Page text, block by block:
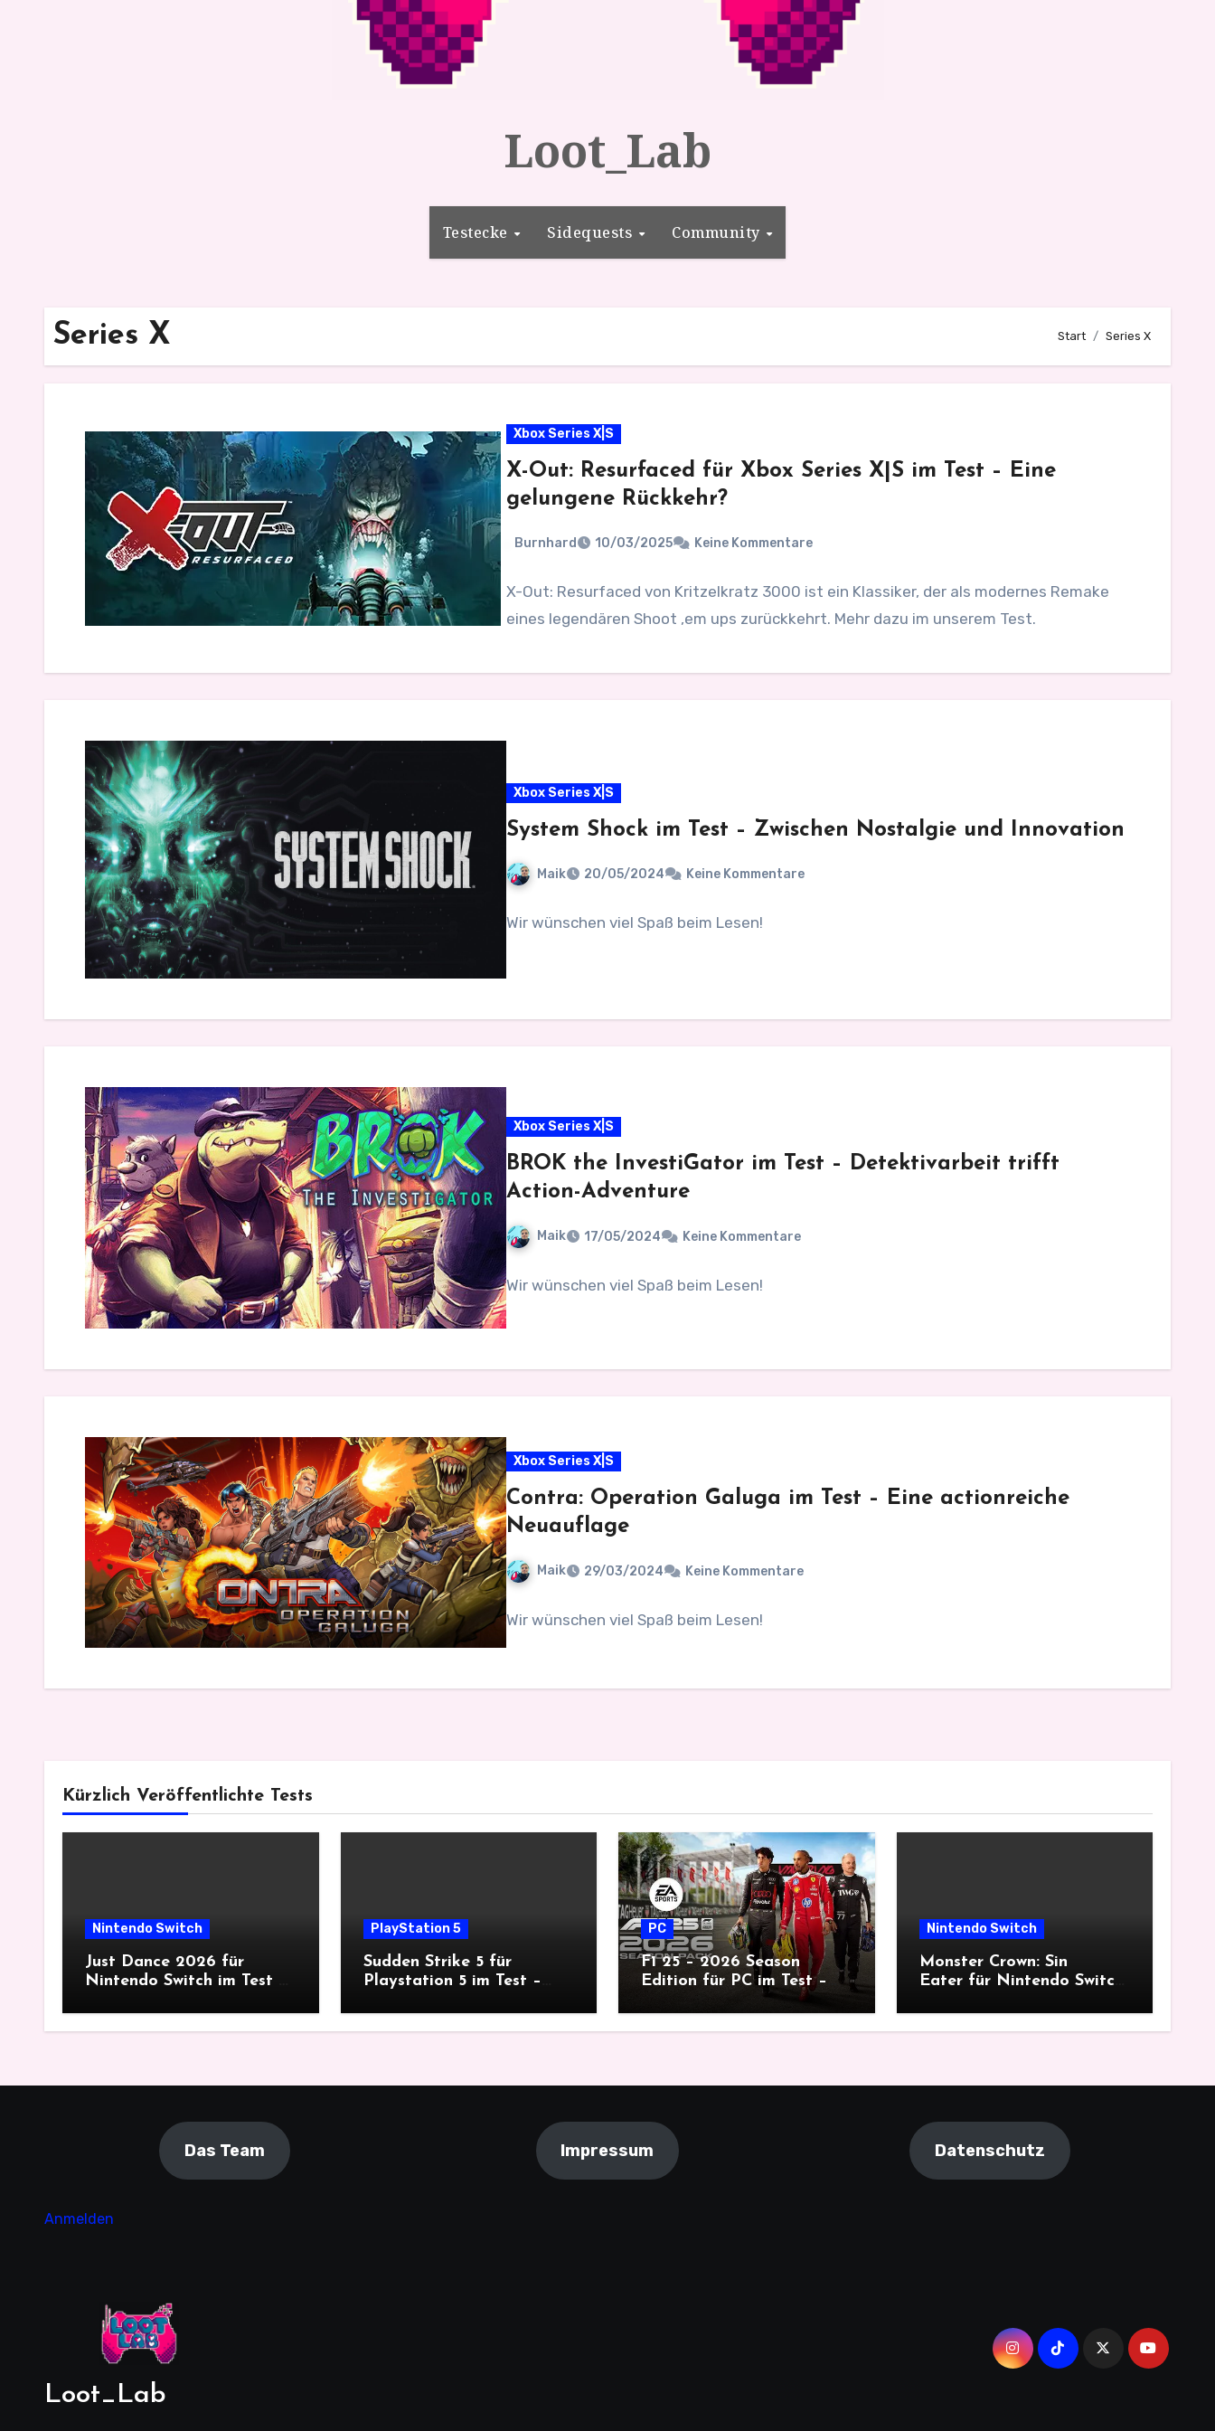
Loot_Lab
Testecke Sidequests Community
Series X Start Series X
Xbox Series X|S
X-Out: Resurfaced für Xbox Series X|S im Test – Eine
gelungene Rückkehr?
Burnhard 10/03/2025 Keine Kommentare
X-Out: Resurfaced von Kritzelkratz 3000 ist ein Klassiker, der als modernes Remake
eines legendären Shoot ‚em ups zurückkehrt. Mehr dazu im unserem Test.
Xbox Series X|S
System Shock im Test – Zwischen Nostalgie und Innovation
Maik 20/05/2024 Keine Kommentare
Wir wünschen viel Spaß beim Lesen!
Xbox Series X|S
BROK the InvestiGator im Test – Detektivarbeit trifft
Action-Adventure
Maik 17/05/2024 Keine Kommentare
Wir wünschen viel Spaß beim Lesen!
Xbox Series X|S
Contra: Operation Galuga im Test – Eine actionreiche
Neuauflage
Maik 29/03/2024 Keine Kommentare
Wir wünschen viel Spaß beim Lesen!
Kürzlich Veröffentlichte Tests
Nintendo Switch
Just Dance 2026 für
Nintendo Switch im Test –
besser
PlayStation 5
Sudden Strike 5 für
Playstation 5 im Test –
mit Tiefgang
PC
F1 25 – 2026 Season
Edition für PC im Test –
Zeit für neue Rennen
Nintendo Switch
Monster Crown: Sin
Eater für Nintendo Switch
Monsterfang
Das Team Impressum Datenschutz
Anmelden
Loot_Lab